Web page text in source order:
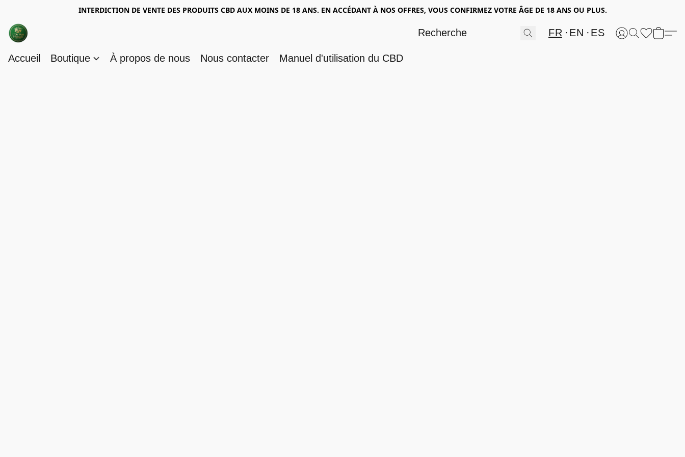
INTERDICTION DE VENTE DES PRODUITS CBD AUX MOINS DE 18 ANS. EN ACCÉDANT À NOS OFFRES, VOUS CONFIRMEZ VOTRE ÂGE DE 18 ANS OU PLUS.
FR EN ES
Accueil Boutique À propos de nous Nous contacter Manuel d'utilisation du CBD